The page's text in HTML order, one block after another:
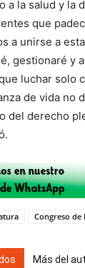
a la salud y la
que
a unirse a
gestionaré y
luchar solo
de vida no
del derecho
Congreso de
Más del